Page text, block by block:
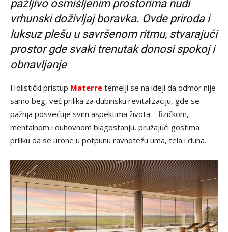
pažljivo osmišljenim prostorima nudi
vrhunski doživljaj boravka. Ovde priroda i
luksuz plešu u savršenom ritmu, stvarajući
prostor gde svaki trenutak donosi spokoj i
obnavljanje
Holistički pristup Materre temelji se na ideji da odmor nije
samo beg, već prilika za dubinsku revitalizaciju, gde se
pažnja posvećuje svim aspektima života – fizičkom,
mentalnom i duhovnom blagostanju, pružajući gostima
priliku da se urone u potpunu ravnotežu uma, tela i duha.